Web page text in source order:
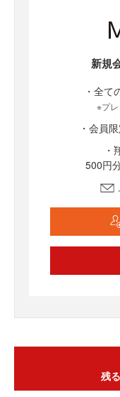
新規
・全て
※プ
・会員
・
500円
残